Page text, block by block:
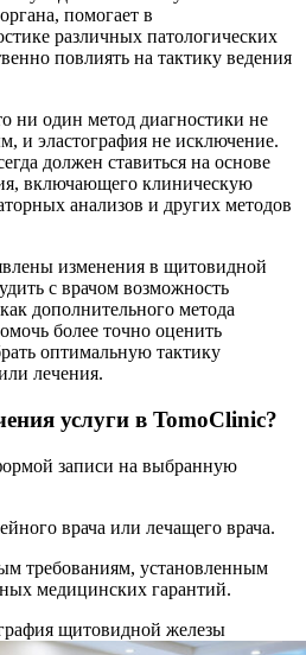
помогает в
различных патологических
повлиять на тактику ведения
ни один метод диагностики не
и эластография не исключение.
должен ставиться на основе
включающего клиническую
анализов и других методов
изменения в щитовидной
с врачом возможность
дополнительного метода
более точно оценить
оптимальную тактику
лечения.
услуги в TomoClinic?
записи на выбранную
врача или лечащего врача.
требованиям, установленным
медицинских гарантий.